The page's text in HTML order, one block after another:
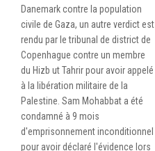
Danemark contre la population
civile de Gaza, un autre verdict est
rendu par le tribunal de district de
Copenhague contre un membre
du Hizb ut Tahrir pour avoir appelé
à la libération militaire de la
Palestine. Sam Mohabbat a été
condamné à 9 mois
d'emprisonnement inconditionnel
pour avoir déclaré l'évidence lors